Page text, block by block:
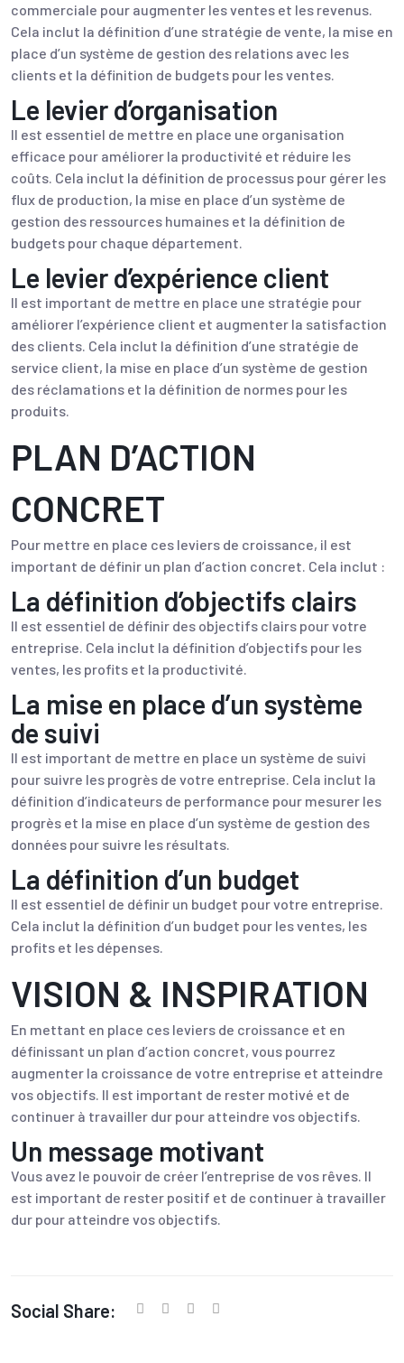
commerciale pour augmenter les ventes et les revenus.
Cela inclut la définition d’une stratégie de vente, la mise en
place d’un système de gestion des relations avec les
clients et la définition de budgets pour les ventes.
Le levier d’organisation
Il est essentiel de mettre en place une organisation
efficace pour améliorer la productivité et réduire les
coûts. Cela inclut la définition de processus pour gérer les
flux de production, la mise en place d’un système de
gestion des ressources humaines et la définition de
budgets pour chaque département.
Le levier d’expérience client
Il est important de mettre en place une stratégie pour
améliorer l’expérience client et augmenter la satisfaction
des clients. Cela inclut la définition d’une stratégie de
service client, la mise en place d’un système de gestion
des réclamations et la définition de normes pour les
produits.
PLAN D’ACTION
CONCRET
Pour mettre en place ces leviers de croissance, il est
important de définir un plan d’action concret. Cela inclut :
La définition d’objectifs clairs
Il est essentiel de définir des objectifs clairs pour votre
entreprise. Cela inclut la définition d’objectifs pour les
ventes, les profits et la productivité.
La mise en place d’un système
de suivi
Il est important de mettre en place un système de suivi
pour suivre les progrès de votre entreprise. Cela inclut la
définition d’indicateurs de performance pour mesurer les
progrès et la mise en place d’un système de gestion des
données pour suivre les résultats.
La définition d’un budget
Il est essentiel de définir un budget pour votre entreprise.
Cela inclut la définition d’un budget pour les ventes, les
profits et les dépenses.
VISION & INSPIRATION
En mettant en place ces leviers de croissance et en
définissant un plan d’action concret, vous pourrez
augmenter la croissance de votre entreprise et atteindre
vos objectifs. Il est important de rester motivé et de
continuer à travailler dur pour atteindre vos objectifs.
Un message motivant
Vous avez le pouvoir de créer l’entreprise de vos rêves. Il
est important de rester positif et de continuer à travailler
dur pour atteindre vos objectifs.
Social Share: